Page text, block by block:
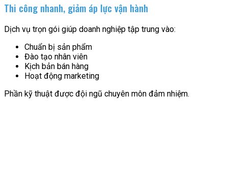
Thi công nhanh, giảm áp lực vận hành
Dịch vụ trọn gói giúp doanh nghiệp tập trung vào:
Chuẩn bị sản phẩm
Đào tạo nhân viên
Kịch bản bán hàng
Hoạt động marketing
Phần kỹ thuật được đội ngũ chuyên môn đảm nhiệm.